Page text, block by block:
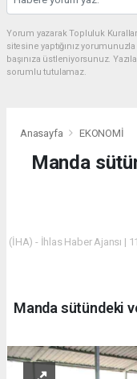
Yorum yazarak Topluluk
sitesine yaptığınız
başınıza üstleniyorsunuz.
sorumlu tutulamaz.
Anasayfa EKONOMİ
Manda
(İHA) - İhlas Haber Ajansı |
Manda sütündeki